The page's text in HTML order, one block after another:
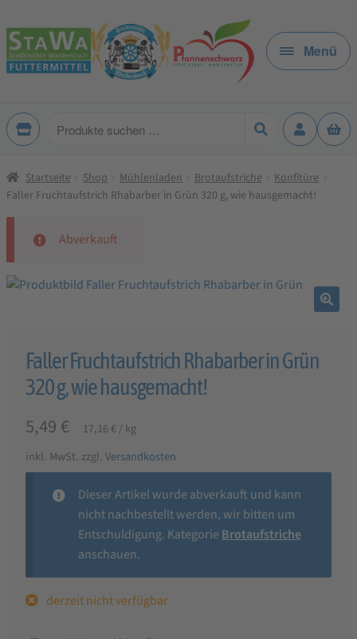
Zur
Navigation
springen
Zum
Inhalt
springen
Menü
Produkte
Startseite Shop Mühlenladen Brotaufstriche
Konfitüre
Faller Fruchtaufstrich Rhabarber in Grün 320 g, wie hausgemacht!
Abverkauft
Faller Fruchtaufstrich Rhabarber in Grün
320 g, wie hausgemacht!
5,49 € 17,16 €/kg
inkl. MwSt. zzgl. Versandkosten
Dieser Artikel wurde abverkauft und kann
nicht nachbestellt werden, wir bitten um
Entschuldigung. KategorieBrotaufstriche
anschauen.
derzeit nicht verfügbar